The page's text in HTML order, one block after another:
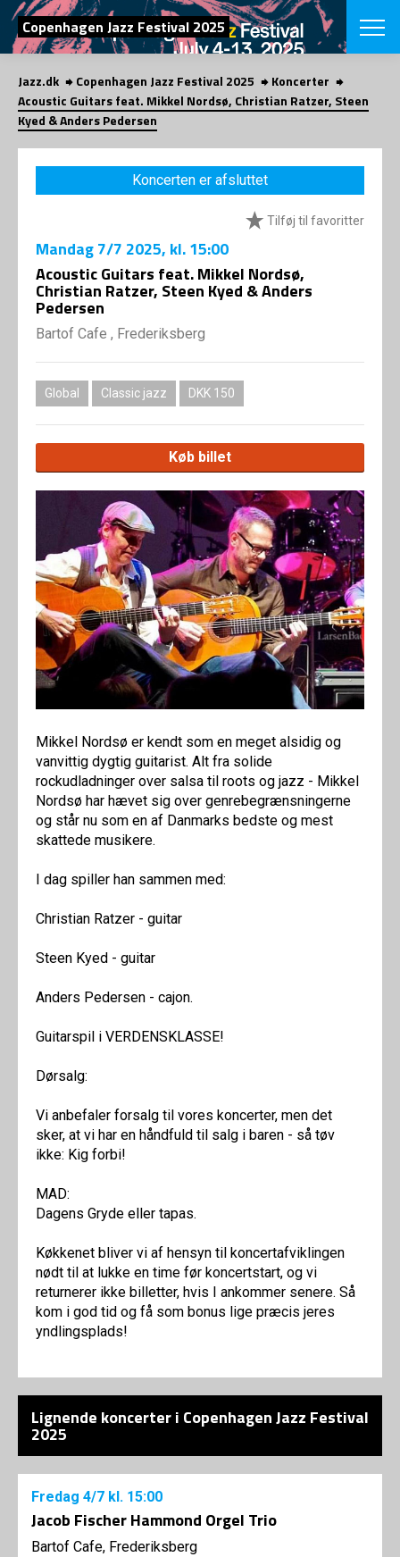
SØG
Copenhagen Jazz Festival 2025
English
COPENHAGEN
VINTERJAZZ
PROGRAM
Venues &
Kontakt
Jazz.dk Copenhagen Jazz Festival 2025
Koncerter
Acoustic Guitars feat. Mikkel Nordsø, Christian Ratzer, Steen
Kyed & Anders Pedersen
Koncerten er afsluttet
Tilføj til favoritter
Mandag7/7 2025, kl. 15:00
Acoustic Guitars feat. Mikkel Nordsø,
Christian Ratzer, Steen Kyed & Anders
Pedersen
Bartof Cafe , Frederiksberg
Global Classic jazz DKK 150
Køb billet
Mikkel Nordsø er kendt som en meget alsidig og
vanvittig dygtig guitarist. Alt fra solide
rockudladninger over salsa til roots og jazz - Mikkel
Nordsø har hævet sig over genrebegrænsningerne
og står nu som en af Danmarks bedste og mest
skattede musikere.
I dag spiller han sammen med:
Christian Ratzer - guitar
Steen Kyed - guitar
Anders Pedersen - cajon.
Guitarspil i VERDENSKLASSE!
Dørsalg:
Vi anbefaler forsalg til vores koncerter, men det
sker, at vi har en håndfuld til salg i baren - så tøv
ikke: Kig forbi!
MAD:
Dagens Gryde eller tapas.
Køkkenet bliver vi af hensyn til koncertafviklingen
nødt til at lukke en time før koncertstart, og vi
returnerer ikke billetter, hvis I ankommer senere. Så
kom i god tid og få som bonus lige præcis jeres
yndlingsplads!
Lignende koncerter i Copenhagen Jazz Festival
2025
Fredag 4/7 kl. 15:00
Jacob Fischer Hammond Orgel Trio
Bartof Cafe, Frederiksberg